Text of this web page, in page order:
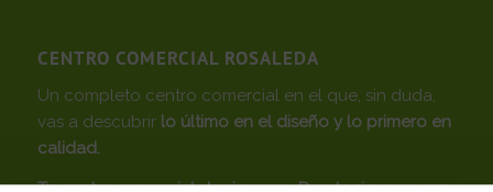
CENTRO COMERCIAL ROSALEDA
Un completo centro comercial en el que, sin duda,
vas a descubrir lo último en el diseño y lo primero en
calidad.